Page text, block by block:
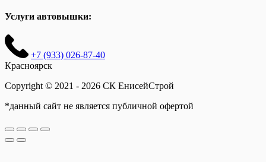
Услуги автовышки:
+7 (933) 026-87-40
Красноярск
Copyright © 2021 - 2026 СК ЕнисейСтрой
*данный сайт не является публичной офертой